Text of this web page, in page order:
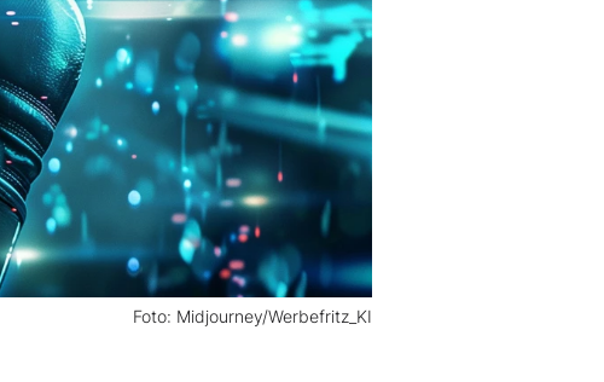
Foto: Midjourney/Werbefritz_KI